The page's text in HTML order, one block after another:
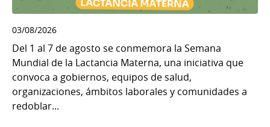
03/08/2026
Del 1 al 7 de agosto se conmemora la Semana
Mundial de la Lactancia Materna, una iniciativa que
convoca a gobiernos, equipos de salud,
organizaciones, ámbitos laborales y comunidades a
redoblar...